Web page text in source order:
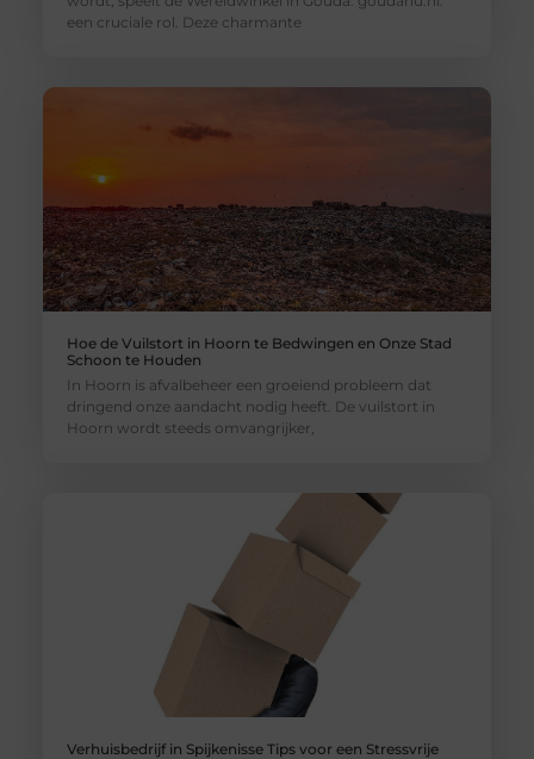
een cruciale rol. Deze charmante
Hoe de Vuilstort in Hoorn te Bedwingen en Onze Stad
Schoon te Houden
In Hoorn is afvalbeheer een groeiend probleem dat
dringend onze aandacht nodig heeft. De vuilstort in
Hoorn wordt steeds omvangrijker,
Verhuisbedrijf in Spijkenisse Tips voor een Stressvrije